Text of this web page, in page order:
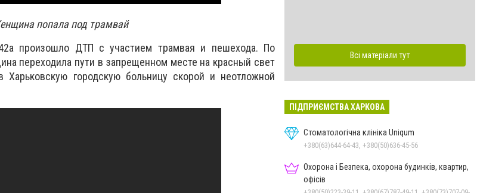
попала под трамвай
произошло ДТП с участием трамвая и пешехода. По
переходила пути в запрещенном месте на красный свет
Харьковскую городскую больницу скорой и неотложной
Всі матеріали тут
ПІДПРИЄМСТВА ХАРКОВА
Стоматологічна клініка Uniqum
+380(63)644-64-43, +380(50)636-45-56
Охорона і Безпека, охорона будинків, квартир,
офісів